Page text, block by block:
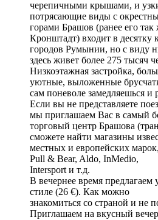
черепичными крышами, и
потрясающие виды с
горами Брашов (ранее его
Кронштадт) входит в десятку
городов Румынии, но с виду
здесь живет более 275 тысяч
Низкоэтажная застройка,
уютные, выложенные
сам поневоле замедляешься и
Если вы не представляете
мы приглашаем Вас в самый
торговый центр Брашова
сможете найти магазины
местных и европейских
Pull & Bear, Aldo, InMedio,
Intersport и т.д.
В вечернее время
стиле (26 €). Как можно
знакомиться со страной и не
Приглашаем на вкусный